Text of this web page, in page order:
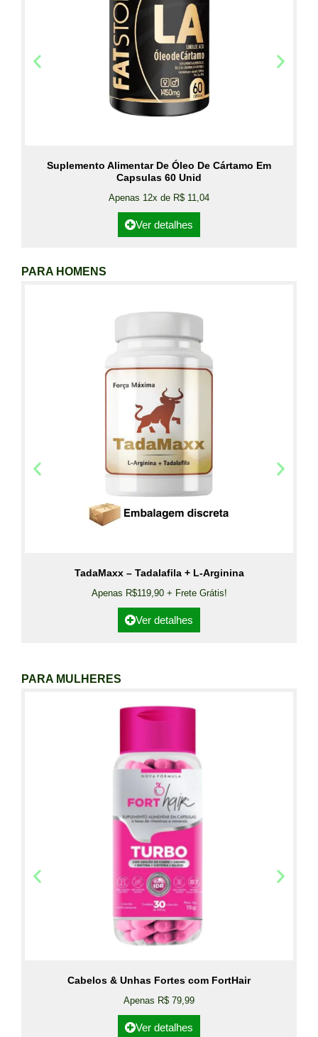
Suplemento Alimentar De Óleo De Cártamo Em
Capsulas 60 Unid
Apenas 12x de R$ 11,04
Ver detalhes
PARA HOMENS
TadaMaxx – Tadalafila + L-Arginina
Apenas R$119,90 + Frete Grátis!
Ver detalhes
PARA MULHERES
Cabelos & Unhas Fortes com FortHair
Apenas R$ 79,99
Ver detalhes